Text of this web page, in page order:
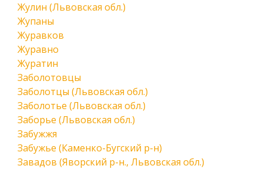
Жулин (Львовская обл.)
Жупаны
Журавков
Журавно
Журатин
Заболотовцы
Заболотцы (Львовская обл.)
Заболотье (Львовская обл.)
Заборье (Львовская обл.)
Забужжя
Забужье (Каменко-Бугский р-н)
Завадов (Яворский р-н., Львовская обл.)